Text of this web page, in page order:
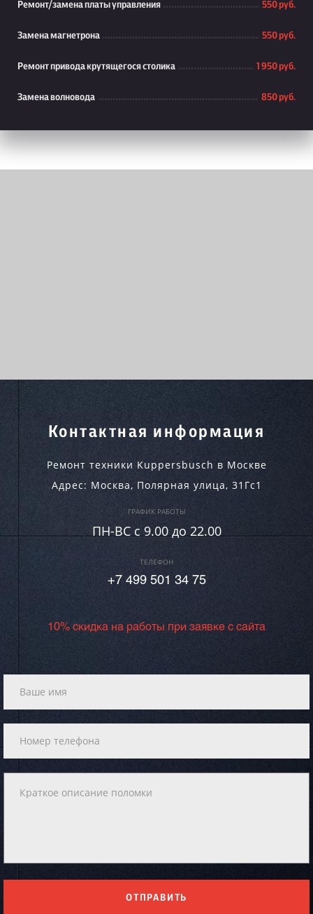
Ремонт/замена платы управления 550 руб.
Замена магнетрона 550 руб.
Ремонт привода крутящегося столика 1 950 руб.
Замена волновода 850 руб.
Контактная информация
Ремонт техники Kuppersbusch в Москве
Адрес: Москва, Полярная улица, 31Гс1
ГРАФИК РАБОТЫ
ПН-ВC c 9.00 до 22.00
ТЕЛЕФОН
+7 499 501 34 75
10% скидка на работы при заявке с сайта
ОТПРАВИТЬ